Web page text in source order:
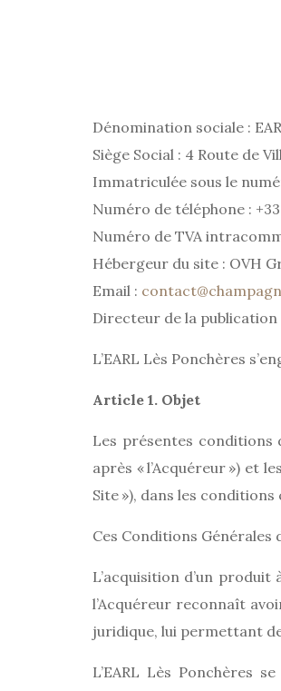
Dénomination sociale :
Siège Social : 4 Route de
Immatriculée sous le
Numéro de téléphone : +33
Numéro de TVA
Hébergeur du site : OVH
Email :
Directeur de la publication
L’EARL Lès Ponchères
Article 1. Objet
Les présentes conditions
après « l’Acquéreur ») et
Site »), dans les
Ces Conditions Générales
L’acquisition d’un
l’Acquéreur reconnaît
juridique, lui permettant
L’EARL Lès Ponchères